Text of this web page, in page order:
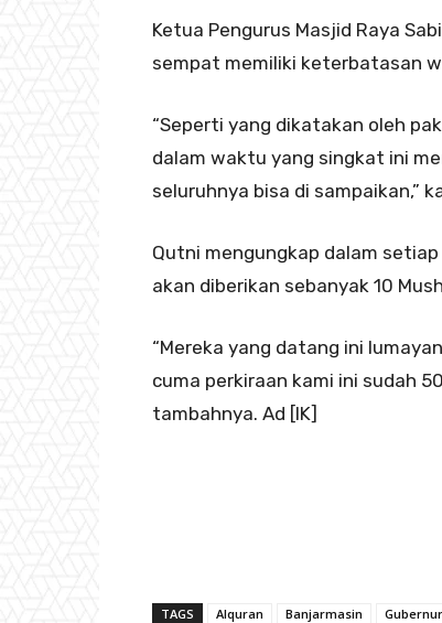
Ketua Pengurus Masjid Raya
sempat memiliki keterbatasan
“Seperti yang dikatakan oleh
dalam waktu yang singkat ini
seluruhnya bisa di sampaikan,”
Qutni mengungkap dalam
akan diberikan sebanyak 10
“Mereka yang datang ini
cuma perkiraan kami ini sudah
tambahnya. Ad [IK]
TAGS Alquran Banjarmasin Gubernur